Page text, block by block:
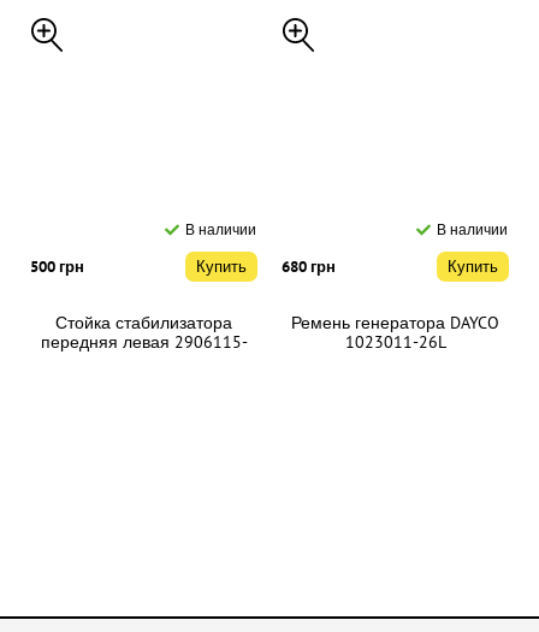
В наличии
500 грн Купить
Стойка стабилизатора
передняя левая 2906115-
В наличии
680 грн Купить
Ремень генератора DAYCO
1023011-26L
320 грн Купить 200 грн Купить